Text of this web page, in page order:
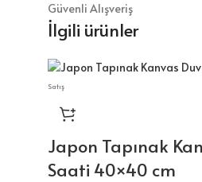
Güvenli Alışveriş
İlgili ürünler
Satış
Japon Tapınak
Saati 40×40 cm